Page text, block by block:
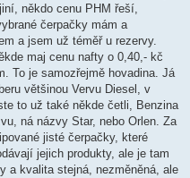
někdo cenu PHM řeší,
čerpačky mám a
a jsem už téměř u rezervy.
maj cenu nafty o 0,40,- kč
To je samozřejmě hovadina. Já
většinou Vervu Diesel, v
to už také někde četli, Benzina
ná názvy Star, nebo Orlen. Za
jisté čerpačky, které
jejich produkty, ale je tam
a kvalita stejná, nezměněná, ale